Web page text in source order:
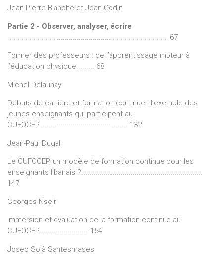
Jean-Pierre Blanche et Jean Godin
Partie 2 - Observer, analyser, écrire
................................................................................. 67
Former des professeurs : de l’apprentissage moteur à
l’éducation physique......... 68
Michel Delaunay
Débuts de carrière et formation continue : l’exemple des
jeunes enseignants qui participent au
CUFOCEP............................................. 132
Jean-Paul Dugal
Le CUFOCEP, un modèle de formation continue pour les
enseignants libanais ?.............................................................
147
Georges Nseir
Immersion et évaluation de la formation continue au
CUFOCEP......................... 154
Josep Solà Santesmases